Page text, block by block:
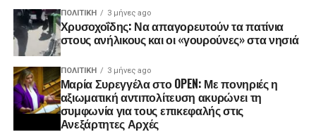
ΠΟΛΙΤΙΚΉ 3 μήνες ago
Χρυσοχοΐδης: Να απαγορευτούν τα πατίνια
στους ανήλικους και οι «γουρούνες» στα νησιά
ΠΟΛΙΤΙΚΉ 3 μήνες ago
Μαρία Συρεγγέλα στο OPEN: Με πονηριές η
αξιωματική αντιπολίτευση ακυρώνει τη
συμφωνία για τους επικεφαλής στις
Ανεξάρτητες Αρχές